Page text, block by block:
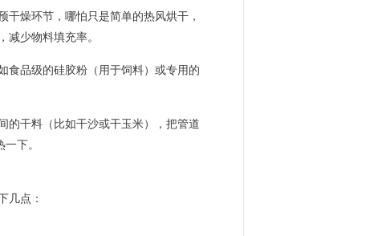
干燥环节，哪怕只是简单的热风烘干，
少物料填充率。
食品级的硅胶粉（用于饲料）或专用的
的干料（比如干沙或干玉米），把管道
下。
几点：